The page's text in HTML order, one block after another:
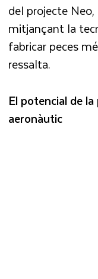
del projecte
mitjançant la
fabricar peces
ressalta.
El potencial de
aeronàutic